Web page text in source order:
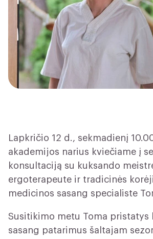
Lapkričio 12 d., sekmadienį
akademijos narius kviečiame į
konsultaciją su kuksando
ergoterapeute ir tradicinės
medicinos sasang specialiste
Susitikimo metu Toma pristatys
sasang patarimus šaltajam